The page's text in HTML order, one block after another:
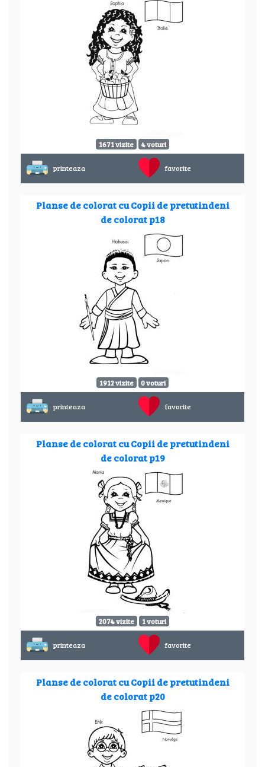
1671 vizite 4 voturi
printeaza favorite
Planse de colorat cu Copii de pretutindeni
de colorat p18
1912 vizite 0 voturi
printeaza favorite
Planse de colorat cu Copii de pretutindeni
de colorat p19
2074 vizite 1 voturi
printeaza favorite
Planse de colorat cu Copii de pretutindeni
de colorat p20